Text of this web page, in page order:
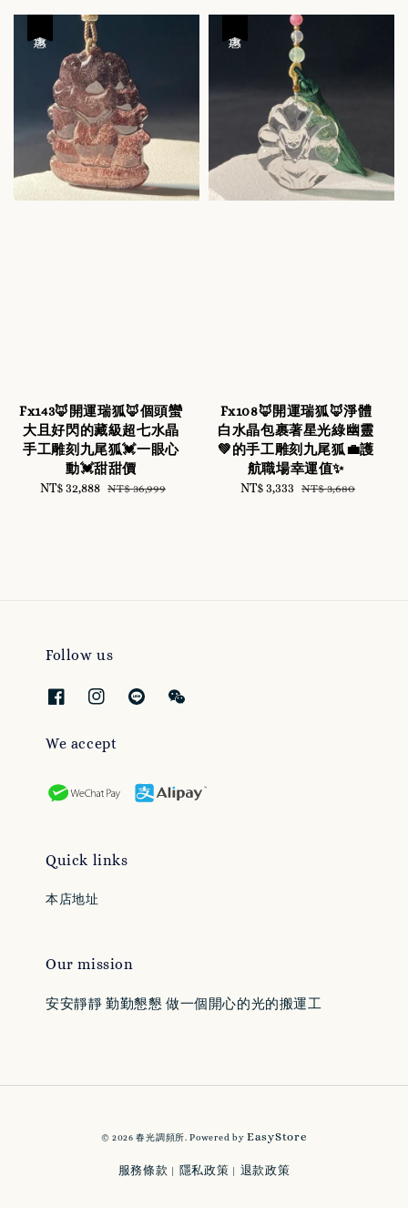
Fx143🦊開運瑞狐🦊個頭蠻
大且好閃的藏級超七水晶
手工雕刻九尾狐💓一眼心
動💓甜甜價
Sale
NT$ 32,888 Regular
NT$ 36,999
Fx108🦊開運瑞狐🦊淨體
白水晶包裹著星光綠幽靈
💚的手工雕刻九尾狐💼護
航職場幸運值✨
Sale
NT$ 3,333 Regular
NT$ 3,680
Follow us
We accept
Quick links
本店地址
Our mission
安安靜靜 勤勤懇懇 做一個開心的光的搬運工
© 2026 春光調頻所. Powered byEasyStore
服務條款 隱私政策 退款政策